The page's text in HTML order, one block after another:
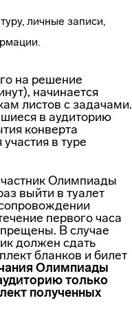
личные записи,
на решение
начинается
листов с задачами.
в аудиторию
конверта
в туре
Олимпиады
выйти в туалет
первого часа
В случае
должен сдать
бланков и билет
Олимпиады
только
полученных